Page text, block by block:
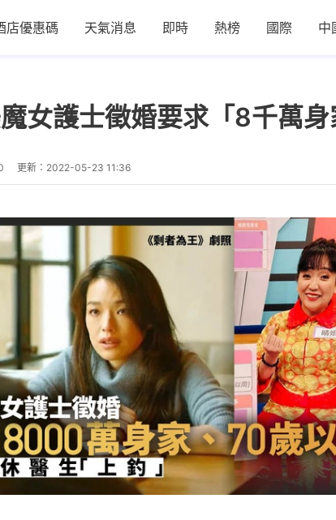
店優惠碼 天氣消息 即時 熱榜 國際 中
女護士徵婚要求「8千萬
更新： 2022-05-23 11:36